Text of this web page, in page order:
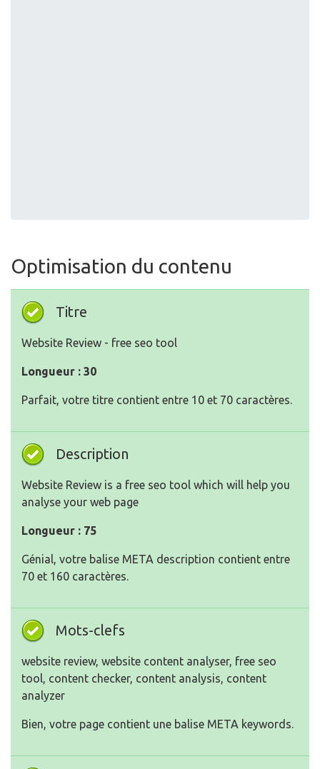
Optimisation du contenu
Titre
Website Review - free seo tool
Longueur : 30
Parfait, votre titre contient entre 10 et 70 caractères.
Description
Website Review is a free seo tool which will help you
analyse your web page
Longueur : 75
Génial, votre balise META description contient entre
70 et 160 caractères.
Mots-clefs
website review, website content analyser, free seo
tool, content checker, content analysis, content
analyzer
Bien, votre page contient une balise META keywords.